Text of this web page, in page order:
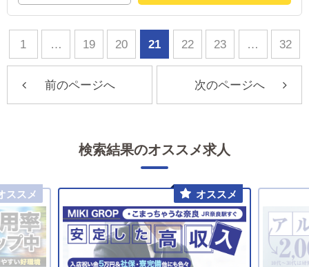
1 … 19 20 21 22 23 … 32
前のページへ 次のページへ
検索結果のオススメ求人